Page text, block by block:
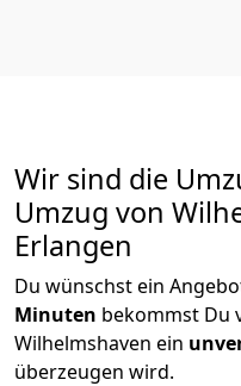
Wir sind die
Umzug von
Erlangen
Du wünschst ein
Minuten bekommst Du
Wilhelmshaven ein
überzeugen wird.